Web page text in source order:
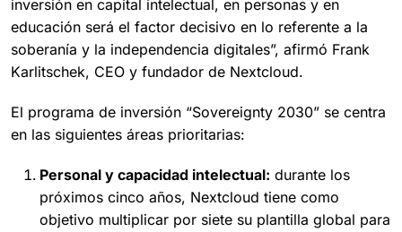
inversión en capital intelectual, en personas y en
educación será el factor decisivo en lo referente a la
soberanía y la independencia digitales”, afirmó Frank
Karlitschek, CEO y fundador de Nextcloud.
El programa de inversión “Sovereignty 2030” se centra
en las siguientes áreas prioritarias:
Personal y capacidad intelectual: durante los
próximos cinco años, Nextcloud tiene como
objetivo multiplicar por siete su plantilla global para